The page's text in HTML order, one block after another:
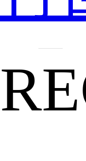
热
搜